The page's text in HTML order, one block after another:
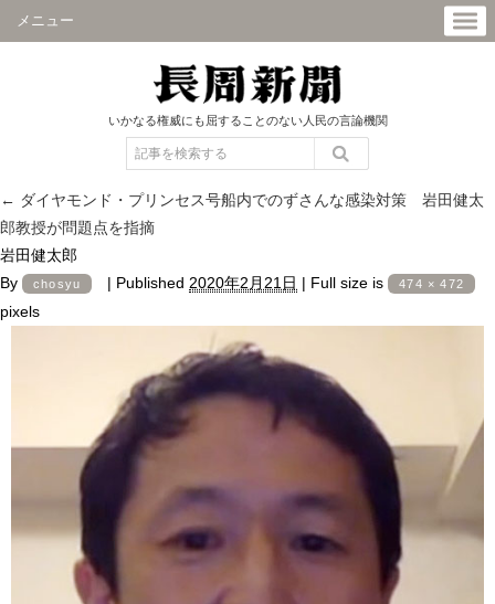
メニュー
いかなる権威にも屈することのない人民の言論機関
← ダイヤモンド・プリンセス号船内でのずさんな感染対策 岩田健太
郎教授が問題点を指摘
岩田健太郎
By
chosyu | Published 2020年2月21日 | Full size is 474 × 472
pixels